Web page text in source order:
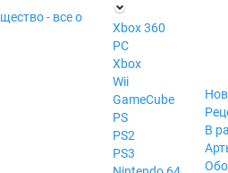
- все о
П
ла
т
ф
ор
м
ы
Xbox 360
PC
Xbox
Wii
GameCube
PS
PS2
PS3
В